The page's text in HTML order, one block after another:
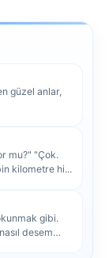
güzel anlar,
mu?" "Çok.
kilometre hi...
gibi.
desem